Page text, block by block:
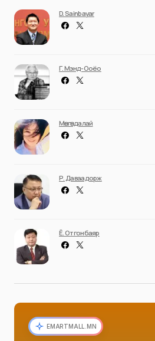
D. Sainbayar
Г. Мэнд-Ооёо
Мөнгөндалай
Р. Даваадорж
Ё. Отгонбаяр
EMARTMALL.MN